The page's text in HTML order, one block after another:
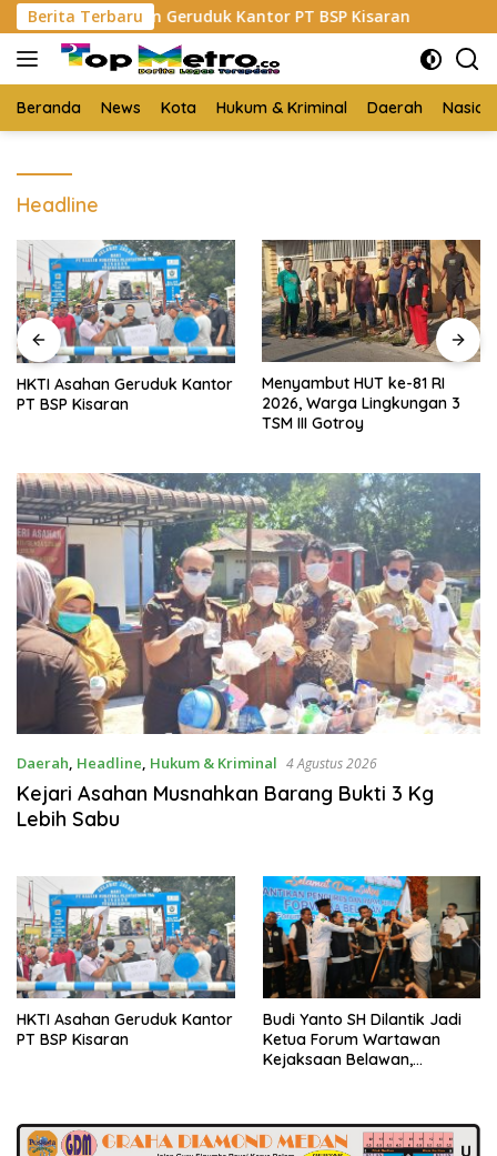
Langsung
ke
konten
Berita Terbaru
Asahan Geruduk Kantor PT BSP Kisaran Budi Yanto
Beranda News Kota Hukum & Kriminal Daerah
Headline
HKTI Asahan Geruduk Kantor
PT BSP Kisaran
Menyambut HUT ke-81 RI
2026, Warga Lingkungan 3
TSM III Gotroy
Daerah, Headline, Hukum & Kriminal 4 Agustus 2026
Kejari Asahan Musnahkan Barang Bukti 3 Kg
Lebih Sabu
HKTI Asahan Geruduk Kantor
PT BSP Kisaran
Budi Yanto SH Dilantik Jadi
Ketua Forum Wartawan
Kejaksaan Belawan,
Pendampingan Hukum dan
Ekomoni Semua Anggota